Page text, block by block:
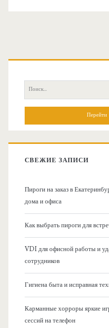
О
П
о
:
СВЕЖИЕ ЗАПИСИ
Пироги на заказ в
дома и офиса
Как выбрать пироги для
VDI для офисной работы и
сотрудников
Гигиена быта и исправная
Карманные хорроры яркие
сессий на телефон